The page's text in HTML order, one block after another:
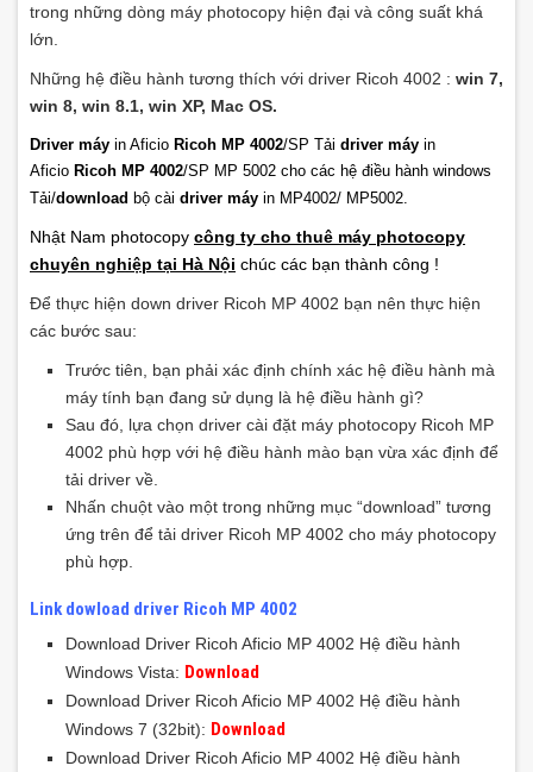
trong những dòng máy photocopy hiện đại và công suất khá
lớn.
Những hệ điều hành tương thích với driver Ricoh 4002 : win 7,
win 8, win 8.1, win XP, Mac OS.
Driver máy in Aficio Ricoh MP 4002/SP Tải driver máy in
Aficio Ricoh MP 4002/SP MP 5002 cho các hệ điều hành windows
Tải/download bộ cài driver máy in MP4002/ MP5002.
Nhật Nam photocopy công ty cho thuê máy photocopy
chuyên nghiệp tại Hà Nội chúc các bạn thành công !
Để thực hiện down driver Ricoh MP 4002 bạn nên thực hiện
các bước sau:
Trước tiên, bạn phải xác định chính xác hệ điều hành mà
máy tính bạn đang sử dụng là hệ điều hành gì?
Sau đó, lựa chọn driver cài đặt máy photocopy Ricoh MP
4002 phù hợp với hệ điều hành mào bạn vừa xác định để
tải driver về.
Nhấn chuột vào một trong những mục “download” tương
ứng trên để tải driver Ricoh MP 4002 cho máy photocopy
phù hợp.
Link dowload driver Ricoh MP 4002
Download Driver Ricoh Aficio MP 4002 Hệ điều hành
Windows Vista: Download
Download Driver Ricoh Aficio MP 4002 Hệ điều hành
Windows 7 (32bit): Download
Download Driver Ricoh Aficio MP 4002 Hệ điều hành